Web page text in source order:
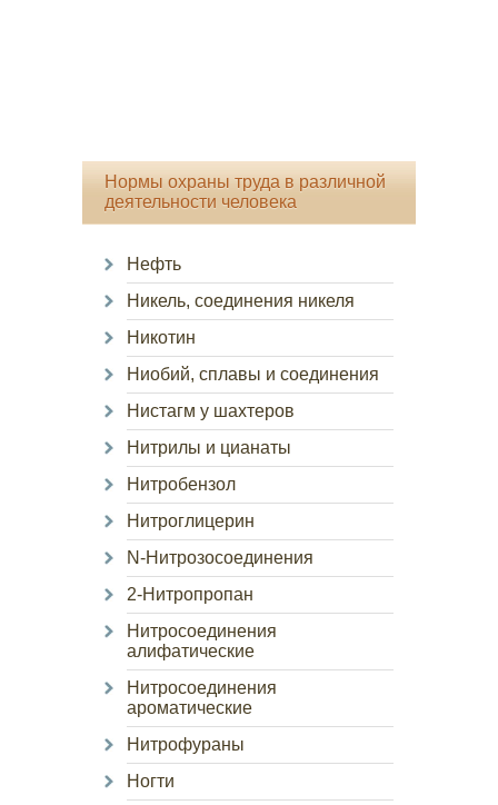
Нормы охраны труда в различной
деятельности человека
Нефть
Никель, соединения никеля
Никотин
Ниобий, сплавы и соединения
Нистагм у шахтеров
Нитрилы и цианаты
Нитробензол
Нитроглицерин
N-Нитрозосоединения
2-Нитропропан
Нитросоединения
алифатические
Нитросоединения
ароматические
Нитрофураны
Ногти